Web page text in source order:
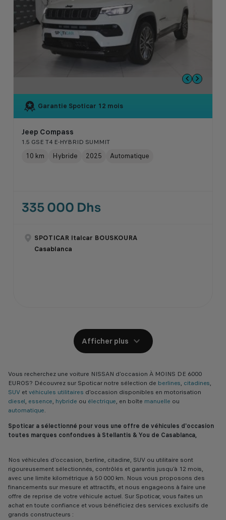
Garantie Spoticar 12 mois
Jeep Compass
1.5 GSE T4 E-HYBRID SUMMIT
10 km Hybride 2025 Automatique
335 000 Dhs
SPOTICAR Italcar BOUSKOURA
Casablanca
Afficher plus
Vous recherchez une voiture NISSAN d’occasion À MOINS DE 6000
EUROS? Découvrez sur Spoticar notre sélection de berlines, citadines,
SUV etvéhicules utilitaires d'occasion disponibles en motorisation
diesel, essence, hybride ou électrique, en boîte manuelle ou
automatique.
Spoticar a sélectionné pour vous une offre de véhicules d'occasion
toutes marques confondues à Stellantis & You de Casablanca,
Nos véhicules d’occasion, berline, citadine, SUV ou utilitaire sont
rigoureusement sélectionnés, contrôlés et garantis jusqu’à 12 mois,
avec une limite kilométrique à 50 000 km. Nous vous proposons des
financements sur mesure et attractifs, et nous engageons à faire une
offre de reprise de votre véhicule actuel. Sur Spoticar, vous faites un
achat en toute confiance et vous bénéficiez des services exclusifs de
grands constructeurs :